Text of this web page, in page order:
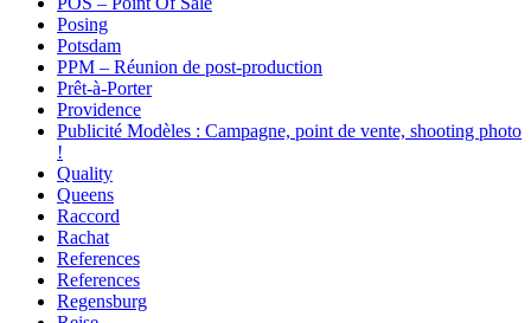
Posing
Potsdam
PPM – Réunion de post-production
Prêt-à-Porter
Providence
Publicité Modèles : Campagne, point de vente, shooting photo
!
Quality
Queens
Raccord
Rachat
References
References
Regensburg